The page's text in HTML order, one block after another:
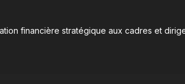
financière stratégique aux cadres et